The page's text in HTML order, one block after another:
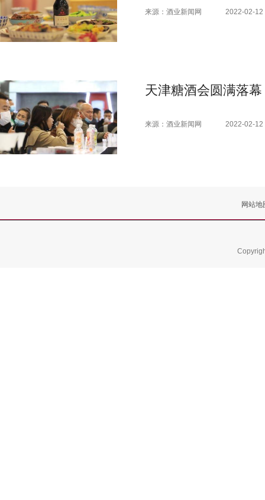
来源：酒业新闻网 2022-02-12
天津糖酒会圆满落
来源：酒业新闻网 2022-02-12
网站地